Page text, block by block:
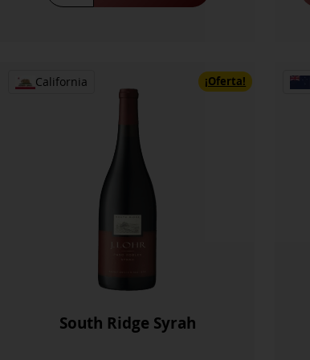
California ¡Oferta!
South Ridge Syrah